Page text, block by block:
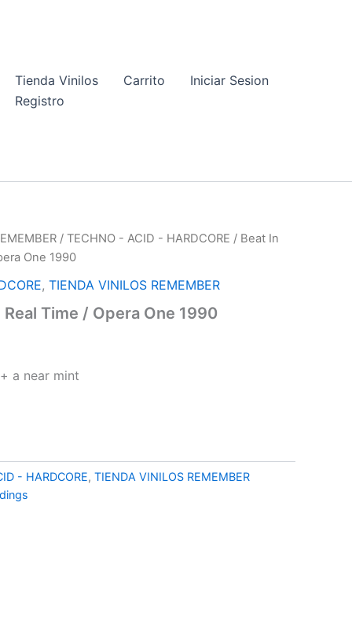
Tienda Vinilos Carrito
Iniciar Sesion
Registro
/ TECHNO - ACID - HARDCORE / Beat In
One 1990
, TIENDA VINILOS REMEMBER
Real Time / Opera One 1990
€.
a near mint
- HARDCORE, TIENDA VINILOS REMEMBER